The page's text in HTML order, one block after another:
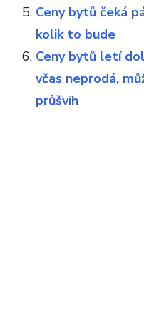
Ceny bytů čeká
kolik to bude
Ceny bytů letí
včas neprodá,
průšvih